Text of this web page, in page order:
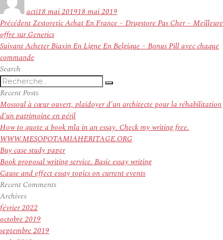
actile
18 mai 201918 mai 2019
Navigation
de
l’article
PrécédentArticle
précédent :
Zestoretic Achat En France – Drugstore Pas Cher – Meilleure
offre sur Generics
SuivantArticle
suivant :
Acheter Biaxin En Ligne En Belgique – Bonus Pill avec chaque
commande
Search
Recherche
pour
:
Recherche
Recent Posts
Mossoul à cœur ouvert, plaidoyer d’un architecte pour la réhabilitation
d’un patrimoine en péril
How to quote a book mla in an essay. Check my writing free.
WWW.MESOPOTAMIAHERITAGE.ORG
Buy case study paper
Book proposal writing service. Basic essay writing
Cause and effect essay topics on current events
Recent Comments
Archives
février 2022
octobre 2019
septembre 2019